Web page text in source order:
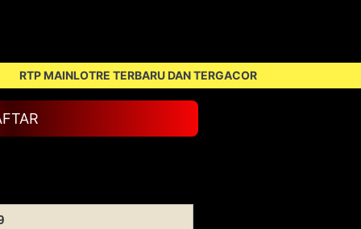
MAINLOTRE TERBARU DAN TERGACOR